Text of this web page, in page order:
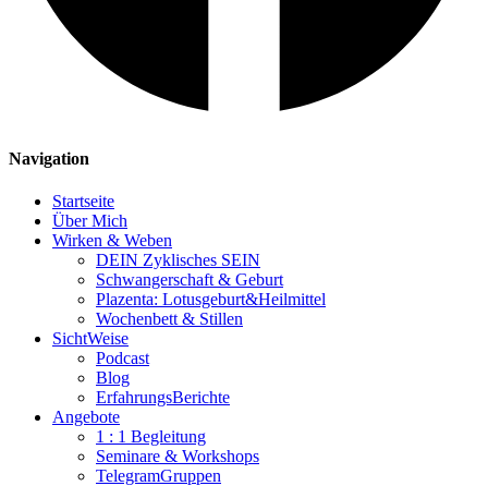
Navigation
Startseite
Über Mich
Wirken & Weben
DEIN Zyklisches SEIN
Schwangerschaft & Geburt
Plazenta: Lotusgeburt&Heilmittel
Wochenbett & Stillen
SichtWeise
Podcast
Blog
ErfahrungsBerichte
Angebote
1 : 1 Begleitung
Seminare & Workshops
TelegramGruppen